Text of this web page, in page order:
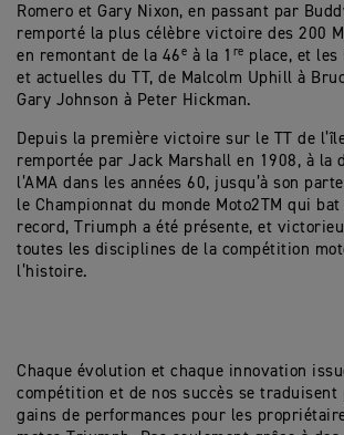
Romero et Gary Nixon, en passant par
remporté la plus célèbre victoire des 200
en remontant de la 46e à la 1 re place, et les
et actuelles du TT, de Malcolm Uphill à
Gary Johnson à Peter Hickman.
Depuis la première victoire sur le TT de
remportée par Jack Marshall en 1908, à la
l’AMA dans les années 60, jusqu’à son
le Championnat du monde Moto2TM qui
record, Triumph a été présente, et
toutes les disciplines de la compétition
l’histoire.
Chaque évolution et chaque innovation
compétition et de nos succès se traduisent
gains de performances pour les